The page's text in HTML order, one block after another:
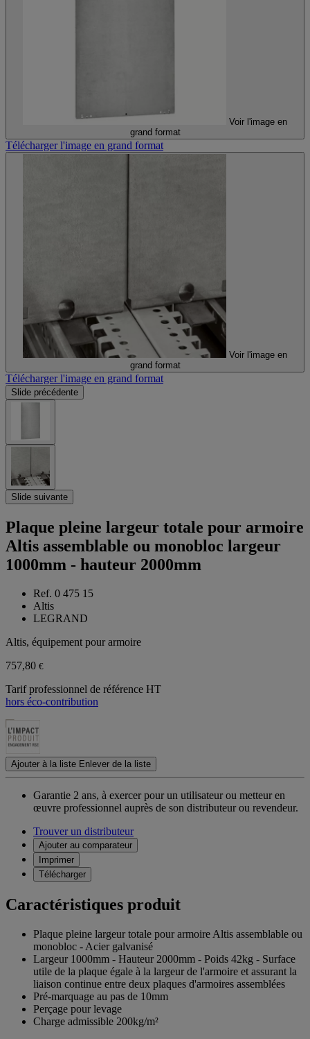
Voir l'image en
grand format
Télécharger l'image en grand format
Voir l'image en
grand format
Télécharger l'image en grand format
Slide précédente
Slide suivante
Plaque pleine largeur totale pour armoire
Altis assemblable ou monobloc largeur
1000mm - hauteur 2000mm
Ref. 0 475 15
Altis
LEGRAND
Altis, équipement pour armoire
757,80 €
Tarif professionnel de référence HT
hors éco-contribution
Ajouter à la liste Enlever de la liste
Garantie 2 ans, à exercer pour un utilisateur ou metteur en
œuvre professionnel auprès de son distributeur ou revendeur.
Trouver un distributeur
Ajouter au comparateur
Imprimer
Télécharger
Caractéristiques produit
Plaque pleine largeur totale pour armoire Altis assemblable ou
monobloc - Acier galvanisé
Largeur 1000mm - Hauteur 2000mm - Poids 42kg - Surface
utile de la plaque égale à la largeur de l'armoire et assurant la
liaison continue entre deux plaques d'armoires assemblées
Pré-marquage au pas de 10mm
Perçage pour levage
Charge admissible 200kg/m²